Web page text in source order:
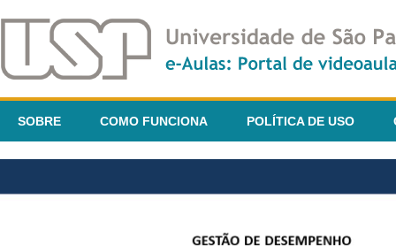
SOBRE COMO FUNCIONA POLÍTICA DE USO